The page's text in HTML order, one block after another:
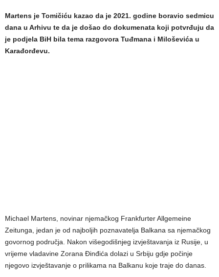
Martens je Tomičiću kazao da je 2021. godine boravio sedmicu
dana u Arhivu te da je došao do dokumenata koji potvrđuju da
je podjela BiH bila tema razgovora Tuđmana i Miloševića u
Karađorđevu.
Michael Martens, novinar njemačkog Frankfurter Allgemeine
Zeitunga, jedan je od najboljih poznavatelja Balkana sa njemačkog
govornog područja. Nakon višegodišnjeg izvještavanja iz Rusije, u
vrijeme vladavine Zorana Đinđića dolazi u Srbiju gdje počinje
njegovo izvještavanje o prilikama na Balkanu koje traje do danas.